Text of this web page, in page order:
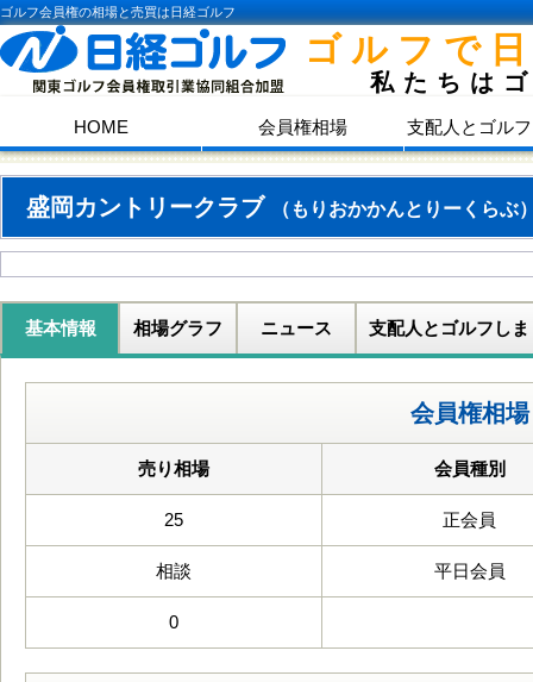
ゴルフ会員権の相場と売買は日経ゴルフ
ゴルフで
私たちは
HOME 会員権相場 支配人とゴル
盛岡カントリークラブ （もりおかかんとりーくらぶ
基本情報 相場グラフ ニュース 支配人とゴルフしま
会員権相場
売り相場 会員種別
25 正会員
相談 平日会員
0